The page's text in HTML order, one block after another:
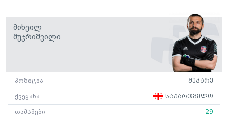
Მიხეილ
Მუჯრიშვილი
პოზიცია მეკარე
ქვეყანა საქართველო
თამაშები 29